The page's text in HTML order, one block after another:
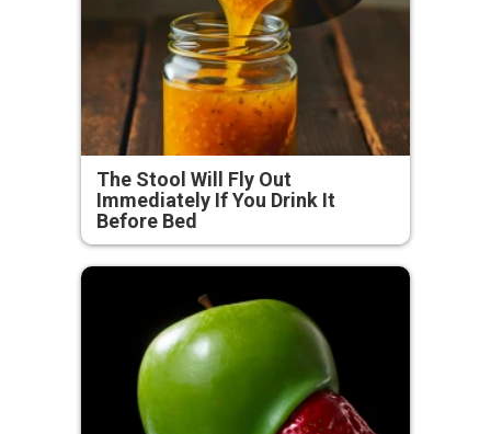
The Stool Will Fly Out
Immediately If You Drink It
Before Bed